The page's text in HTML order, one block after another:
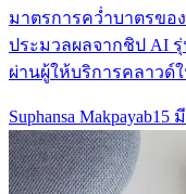
มาตรการคว่ำบาตรขอ
ประมวลผลจากชิป AI รุ่
ผ่านผู้ให้บริการคลาวด์ใ
Suphansa Makpayab15